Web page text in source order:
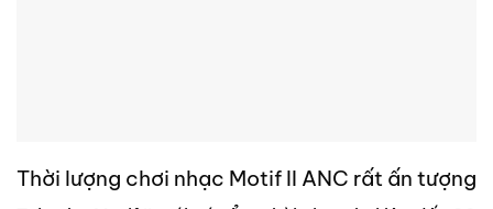
Thời lượng chơi nhạc Motif II ANC rất ấn tượng